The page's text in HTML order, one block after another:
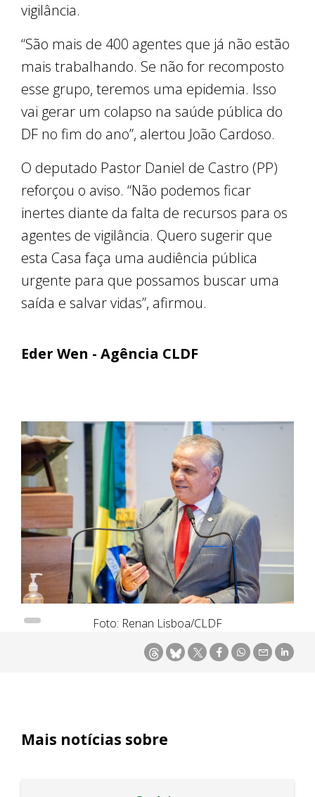
vigilância.
“São mais de 400 agentes que já não estão
mais trabalhando. Se não for recomposto
esse grupo, teremos uma epidemia. Isso
vai gerar um colapso na saúde pública do
DF no fim do ano”, alertou João Cardoso.
O deputado Pastor Daniel de Castro (PP)
reforçou o aviso. “Não podemos ficar
inertes diante da falta de recursos para os
agentes de vigilância. Quero sugerir que
esta Casa faça uma audiência pública
urgente para que possamos buscar uma
saída e salvar vidas”, afirmou.
Eder Wen - Agência CLDF
Foto: Renan Lisboa/CLDF
Mais notícias sobre